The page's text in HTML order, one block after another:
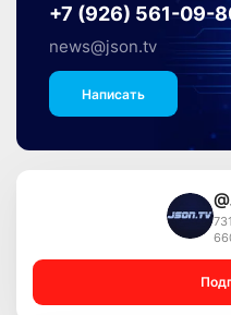
+7 (926) 561-09-
news@json.tv
Написать